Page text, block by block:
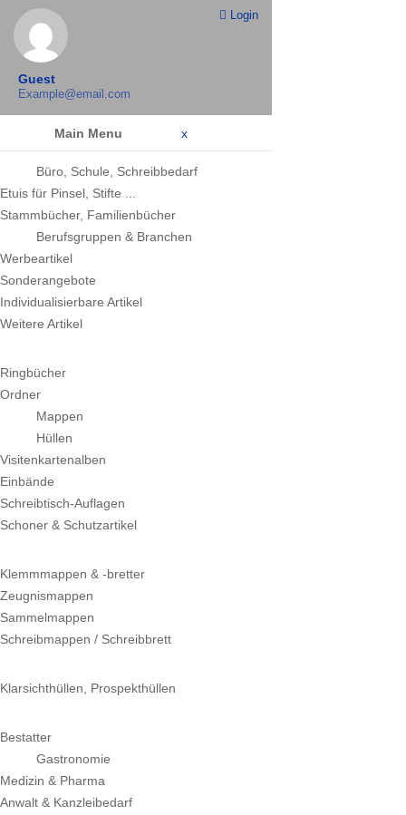
Login
Guest
Example@email.com
Main Menu x
Büro, Schule, Schreibbedarf
Etuis für Pinsel, Stifte ...
Stammbücher, Familienbücher
Berufsgruppen & Branchen
Werbeartikel
Sonderangebote
Individualisierbare Artikel
Weitere Artikel
Ringbücher
Ordner
Mappen
Hüllen
Visitenkartenalben
Einbände
Schreibtisch-Auflagen
Schoner & Schutzartikel
Klemmmappen & -bretter
Zeugnismappen
Sammelmappen
Schreibmappen / Schreibbrett
Klarsichthüllen, Prospekthüllen
Bestatter
Gastronomie
Medizin & Pharma
Anwalt & Kanzleibedarf